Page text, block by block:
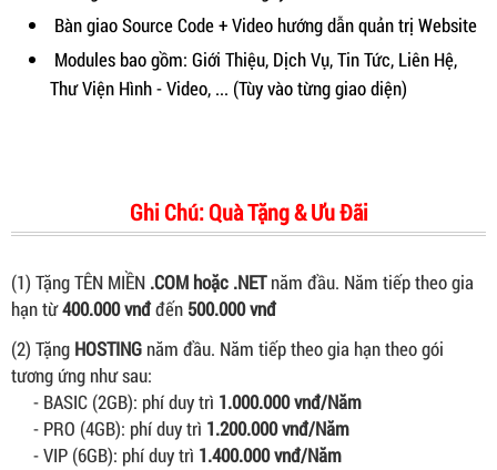
Bàn giao Source Code + Video hướng dẫn quản trị Website
Modules bao gồm: Giới Thiệu, Dịch Vụ, Tin Tức, Liên Hệ,
Thư Viện Hình - Video, ... (Tùy vào từng giao diện)
Ghi Chú: Quà Tặng & Ưu Đãi
(1) Tặng TÊN MIỀN .COM hoặc .NETnăm đầu. Năm tiếp theo gia
hạn từ400.000 vnđđến 500.000 vnđ
(2) Tặng HOSTING năm đầu. Năm tiếp theo gia hạn theo gói
tương ứng như sau:
- BASIC (2GB): phí duy trì 1.000.000 vnđ/Năm
- PRO (4GB): phí duy trì 1.200.000 vnđ/Năm
- VIP (6GB): phí duy trì 1.400.000 vnđ/Năm